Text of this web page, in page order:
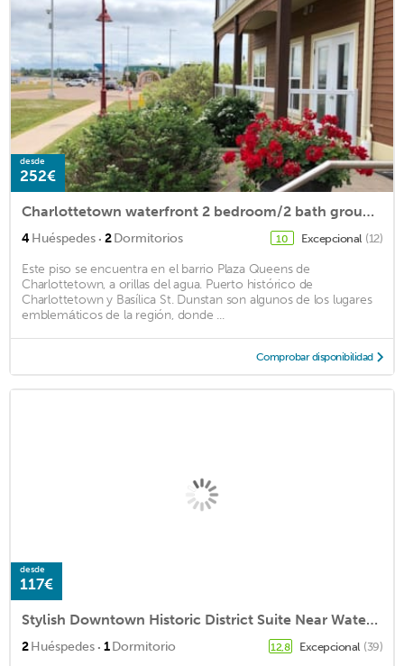
desde
252€
Charlottetown waterfront 2 bedroom/2 bath ground level
4Huéspedes · 2Dormitorios 10 Excepcional (12)
Este piso se encuentra en el barrio Plaza Queens de
Charlottetown, a orillas del agua. Puerto histórico de
Charlottetown y Basílica St. Dunstan son algunos de los lugares
emblemáticos de la región, donde ...
Comprobar disponibilidad
desde
117€
Stylish Downtown Historic District Suite Near Water Front & Convention Centre
2Huéspedes · 1Dormitorio 12,8 Excepcional (39)